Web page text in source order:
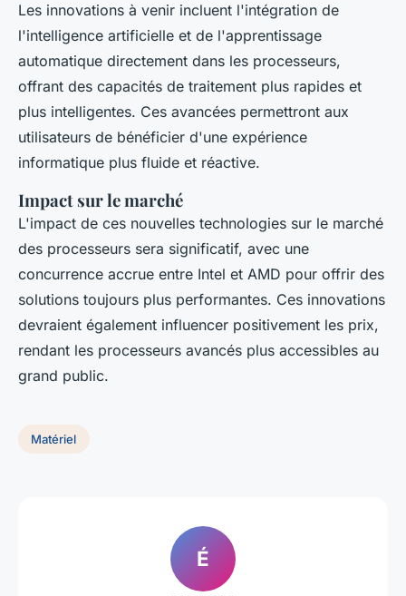
Les innovations à venir incluent l'intégration de
l'intelligence artificielle et de l'apprentissage
automatique directement dans les processeurs,
offrant des capacités de traitement plus rapides et
plus intelligentes. Ces avancées permettront aux
utilisateurs de bénéficier d'une expérience
informatique plus fluide et réactive.
Impact sur le marché
L'impact de ces nouvelles technologies sur le marché
des processeurs sera significatif, avec une
concurrence accrue entre Intel et AMD pour offrir des
solutions toujours plus performantes. Ces innovations
devraient également influencer positivement les prix,
rendant les processeurs avancés plus accessibles au
grand public.
Matériel
É